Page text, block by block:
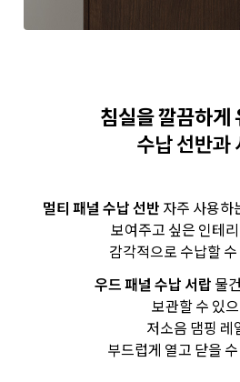
침실을 깔끔하게
수납 선반과
멀티 패널 수납 선반 자주 사용하
보여주고 싶은 인테
감각적으로 수납할
우드 패널 수납 서랍 물
보관할 수 있
저소음 댐핑 레
부드럽게 열고 닫을